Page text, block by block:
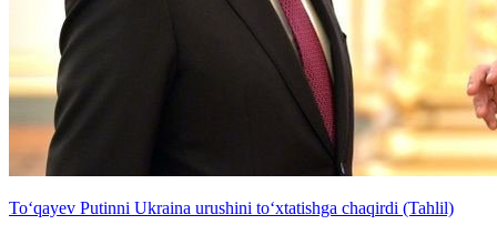
To‘qayev Putinni Ukraina urushini to‘xtatishga chaqirdi (Tahlil)